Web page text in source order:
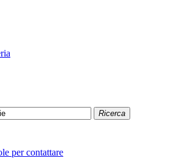
Ricerca
per contattare